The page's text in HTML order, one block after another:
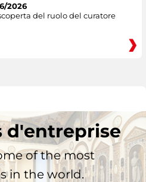
2026
del ruolo del curatore
d'entreprise
of the most
in the world.